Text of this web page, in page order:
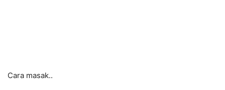
Cara masak..